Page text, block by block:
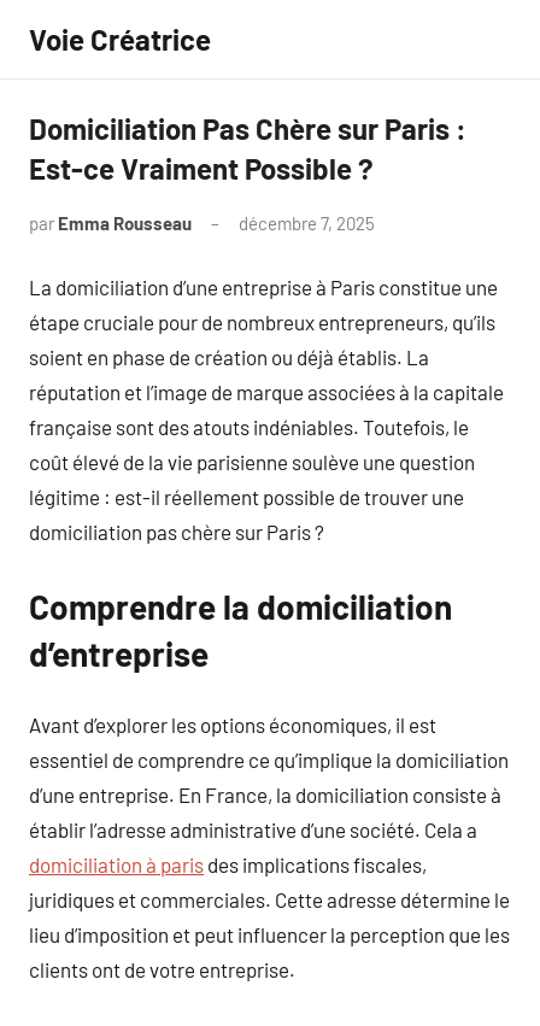
contenu
Voie Créatrice
Domiciliation Pas Chère sur Paris :
Est-ce Vraiment Possible ?
par Emma Rousseau décembre 7, 2025
La domiciliation d’une entreprise à Paris constitue une
étape cruciale pour de nombreux entrepreneurs, qu’ils
soient en phase de création ou déjà établis. La
réputation et l’image de marque associées à la capitale
française sont des atouts indéniables. Toutefois, le
coût élevé de la vie parisienne soulève une question
légitime : est-il réellement possible de trouver une
domiciliation pas chère sur Paris ?
Comprendre la domiciliation
d’entreprise
Avant d’explorer les options économiques, il est
essentiel de comprendre ce qu’implique la domiciliation
d’une entreprise. En France, la domiciliation consiste à
établir l’adresse administrative d’une société. Cela a
domiciliation à paris des implications fiscales,
juridiques et commerciales. Cette adresse détermine le
lieu d’imposition et peut influencer la perception que les
clients ont de votre entreprise.